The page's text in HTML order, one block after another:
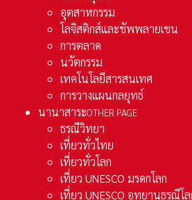
อุตสาหกรรม
โลจิสติกส์และชัพพลายเชน
การตลาด
นวัตกรรม
เทคโนโลยีสารสนเทศ
การวางแผนกลยุทธ์
นานาสาระOTHER PAGE
ธรณีวิทยา
เที่ยวทั่วไทย
เที่ยวทั่วโลก
เที่ยว UNESCO มรดกโลก
เที่ยว UNESCO อุทยานธรณีโ